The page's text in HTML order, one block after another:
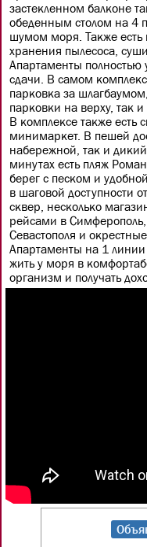
застекленном балконе
обеденным столом на 4
шумом моря. Также есть
хранения пылесоса,
Апартаменты полностью
сдачи. В самом
парковка за
парковки на верху, так
В комплексе также есть
минимаркет. В пешей
набережной, так и
минутах есть пляж
берег с песком и
в шаговой доступности
сквер, несколько
рейсами в
Севастополя и окрестные
Апартаменты на 1
жить у моря в
организм и получать